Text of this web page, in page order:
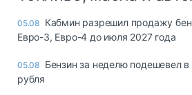
05.08 Кабмин разрешил продажу
Евро-3, Евро-4 до июля 2027 года
05.08 Бензин за неделю подешевел в
рубля